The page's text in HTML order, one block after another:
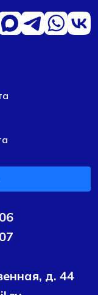
д. 44